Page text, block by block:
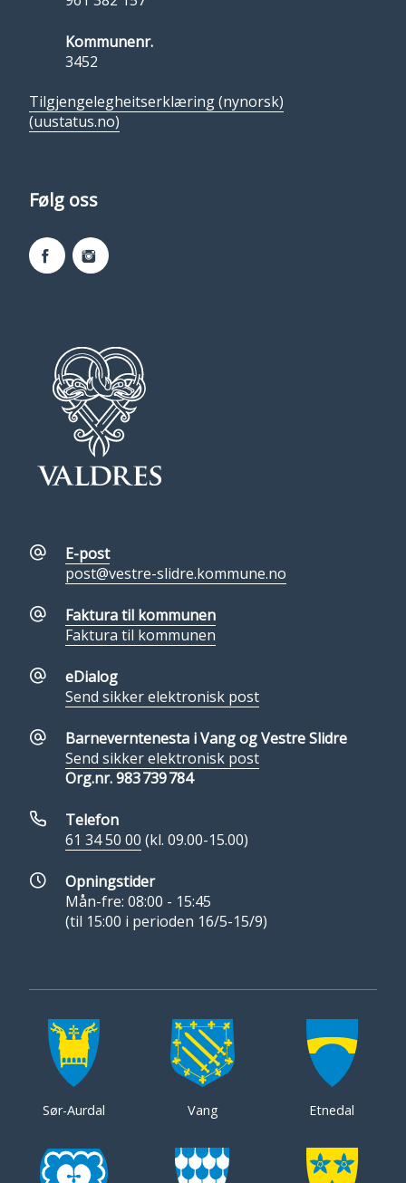
Kommunenr.
3452
Tilgjengelegheitserklæring (nynorsk)
(uustatus.no)
Følg oss
FacebookInstagram
E-post
post@vestre-slidre.kommune.no
Faktura til kommunen
Faktura til kommunen
eDialog
Send sikker elektronisk post
Barneverntenesta i Vang og Vestre Slidre
Send sikker elektronisk post
Org.nr. 983 739 784
Telefon
61 34 50 00 (kl. 09.00-15.00)
Opningstider
Mån-fre: 08:00 - 15:45
(til 15:00 i perioden 16/5-15/9)
Sør-Aurdal Vang Etnedal